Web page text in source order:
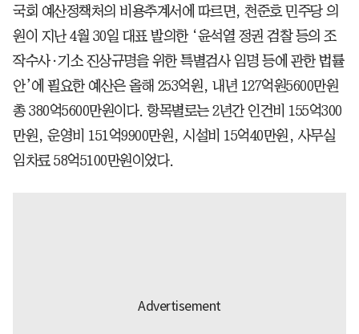
국회 예산정책처의 비용추계서에 따르면, 천준호 민주당 의
원이 지난 4월 30일 대표 발의한 ‘윤석열 정권 검찰 등의 조
작수사·기소 진상규명을 위한 특별검사 임명 등에 관한 법률
안’에 필요한 예산은 올해 253억원, 내년 127억원5600만원
총 380억5600만원이다. 항목별로는 2년간 인건비 155억300
만원, 운영비 151억9900만원, 시설비 15억40만원, 사무실
임차료 58억5100만원이었다.